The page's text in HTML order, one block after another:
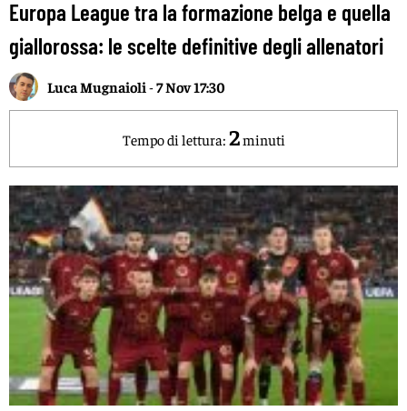
Europa League tra la formazione belga e quella
giallorossa: le scelte definitive degli allenatori
Luca Mugnaioli -7 Nov 17:30
Tempo di lettura: 2minuti